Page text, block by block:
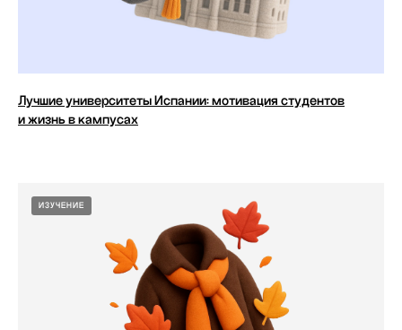
Лучшие университеты Испании: мотивация студентов
и жизнь в кампусах
ИЗУЧЕНИЕ